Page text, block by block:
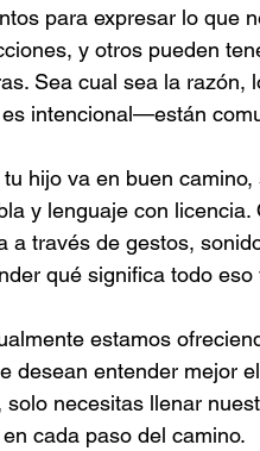
para expresar lo que
y otros pueden
Sea cual sea la razón,
intencional—están
hijo va en buen
y lenguaje con
a través de gestos,
qué significa todo
estamos
desean entender mejor
solo necesitas llenar
cada paso del camino.